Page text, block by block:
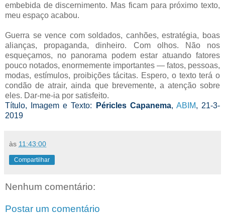
embebida de discernimento. Mas ficam para próximo texto,
meu espaço acabou.
Guerra se vence com soldados, canhões, estratégia, boas
alianças, propaganda, dinheiro. Com olhos. Não nos
esqueçamos, no panorama podem estar atuando fatores
pouco notados, enormemente importantes ­— fatos, pessoas,
modas, estímulos, proibições tácitas. Espero, o texto terá o
condão de atrair, ainda que brevemente, a atenção sobre
eles. Dar-me-ia por satisfeito.
Título, Imagem e Texto:
Péricles Capanema, ABIM, 21-3-
2019
às 11:43:00
Compartilhar
Nenhum comentário:
Postar um comentário